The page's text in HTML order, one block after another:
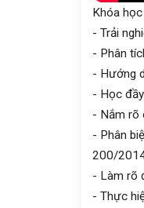
Khóa
- Trải
- Phân
- Hướng
- Học
- Nắm rõ
- Phân
200/
- Làm rõ
- Thực